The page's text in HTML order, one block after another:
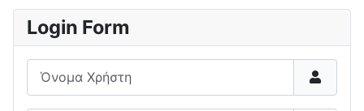
Login Form
Όνομα Χρήστη